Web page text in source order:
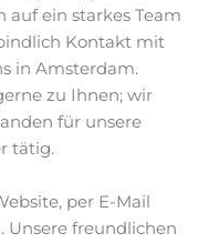
auf ein starkes Team
Kontakt mit
in Amsterdam.
zu Ihnen; wir
für unsere
tätig.
per E-Mail
Unsere freundlichen